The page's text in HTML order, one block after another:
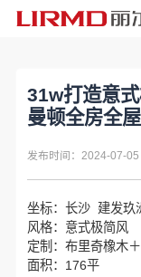
31w打造意
曼顿全房全
发布时间：2024-07-05
坐标：长沙 建发玖
风格：意式极简风
定制：布里奇橡木
面积：176平